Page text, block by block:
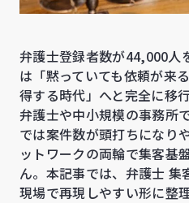
弁護士登録者数が44,000人
は「黙っていても依頼が来
得する時代」へと完全に移
弁護士や中小規模の事務所
では案件数が頭打ちになり
ットワークの両輪で集客基
ん。本記事では、弁護士 集
現場で再現しやすい形に整